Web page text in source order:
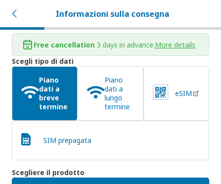
Informazioni sulla consegna
Free cancellation 3 days in advance.More details
Scegli tipo di dati
Piano
dati a
breve
termine
Piano
dati a
lungo
termine
eSIM
SIM prepagata
Scegliere il prodotto